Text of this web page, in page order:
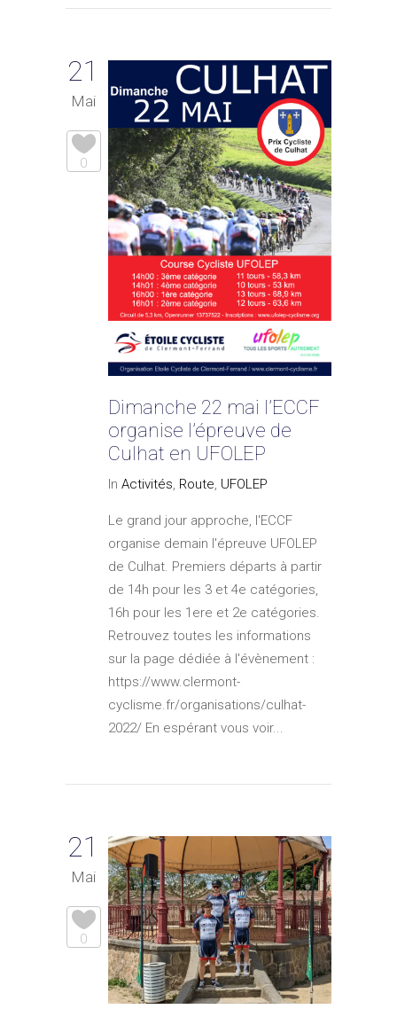
21
Mai
0
Dimanche 22 mai l’ECCF
organise l’épreuve de
Culhat en UFOLEP
In Activités, Route, UFOLEP
Le grand jour approche, l'ECCF
organise demain l'épreuve UFOLEP
de Culhat. Premiers départs à partir
de 14h pour les 3 et 4e catégories,
16h pour les 1ere et 2e catégories.
Retrouvez toutes les informations
sur la page dédiée à l'évènement :
https://www.clermont-
cyclisme.fr/organisations/culhat-
2022/ En espérant vous voir...
21
Mai
0